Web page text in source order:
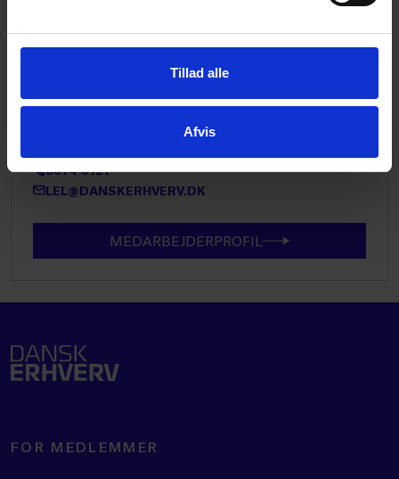
Tillad alle
Afvis
3374 6121
LEL@DANSKERHVERV.DK
MEDARBEJDERPROFIL
FOR MEDLEMMER